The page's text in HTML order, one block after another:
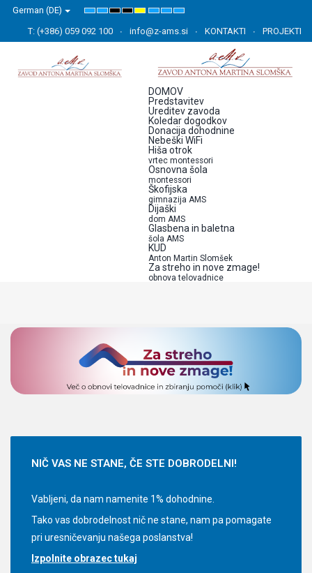
German (DE)
Default
NightHigh
Black
High
Black
Yellow
High
Yellow
Black
Set
Font
Set
Font
Set
Font
T: (+386) 059 092 100 info@z-ams.si KONTAKTI PROJEKTI
DOMOV
Predstavitev
Ureditev zavoda
Koledar dogodkov
Donacija dohodnine
Nebeški WiFi
Hiša otrok
vrtec montessori
Osnovna šola
montessori
Škofijska
gimnazija AMS
Dijaški
dom AMS
Glasbena in baletna
šola AMS
KUD
Anton Martin Slomšek
Za streho in nove zmage!
obnova telovadnice
NIČ VAS NE STANE, ČE STE DOBRODELNI!
Vabljeni, da nam namenite 1% dohodnine.
Tako vas dobrodelnost nič ne stane, nam pa pomagate
pri uresničevanju našega poslanstva!
Izpolnite obrazec tukaj